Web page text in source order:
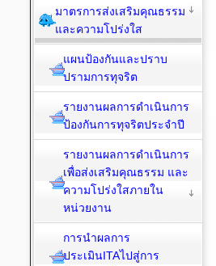
มาตรการส่งเสริมคุณธรรม
และความโปร่งใส
แผนป้องกันและปราบ
ปรามการทุจริต
รายงานผลการดำเนินการ
ป้องกันการทุจริตประจำปี
รายงานผลการดำเนินการ
เพื่อส่งเสริมคุณธรรม และ
ความโปร่งใสภายใน
หน่วยงาน
การนำผลการ
ประเมินITAไปสู่การ